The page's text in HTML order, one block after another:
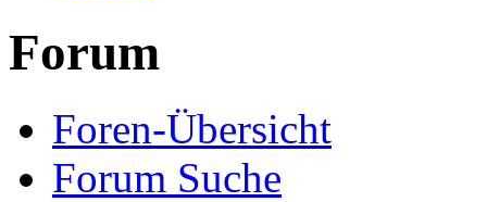
Forum
Foren-Übersicht
Forum Suche